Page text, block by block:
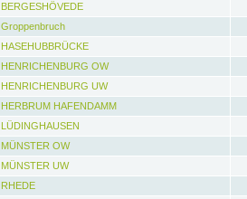
BERGESHÖVEDE
Groppenbruch
HASEHUBBRÜCKE
HENRICHENBURG OW
HENRICHENBURG UW
HERBRUM HAFENDAMM
LÜDINGHAUSEN
MÜNSTER OW
MÜNSTER UW
RHEDE